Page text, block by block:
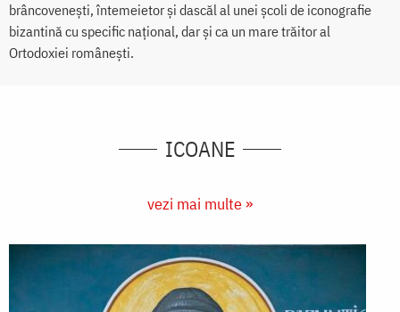
brâncovenești, întemeietor și dascăl al unei școli de iconografie
bizantină cu specific național, dar și ca un mare trăitor al
Ortodoxiei românești.
ICOANE
vezi mai multe »